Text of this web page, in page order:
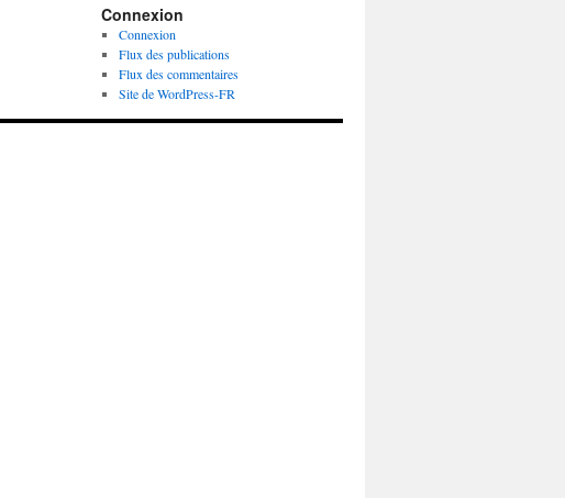
Connexion
Connexion
Flux des publications
Flux des commentaires
Site de WordPress-FR